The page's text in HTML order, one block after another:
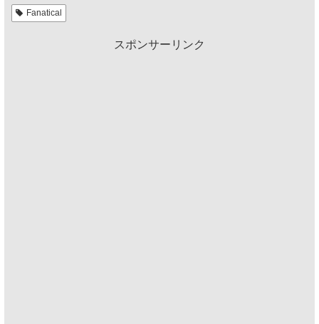
Fanatical
スポンサーリンク